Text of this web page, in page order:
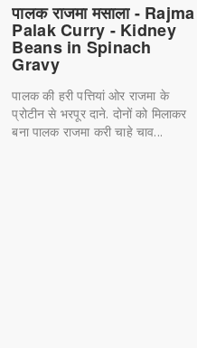
पालक राजमा मसाला - Rajma
Palak Curry - Kidney
Beans in Spinach
Gravy
पालक की हरी पत्तियां ओर राजमा के
प्रोटीन से भरपूर दाने. दोनों को मिलाकर
बना पालक राजमा करी चाहे चाव...